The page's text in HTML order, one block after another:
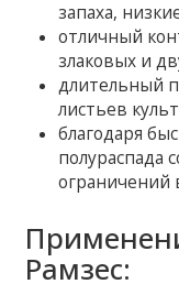
запаха,
отличный
злаковых и
длительный
листьев
благодаря
полураспада
ограничений
Рамзес: